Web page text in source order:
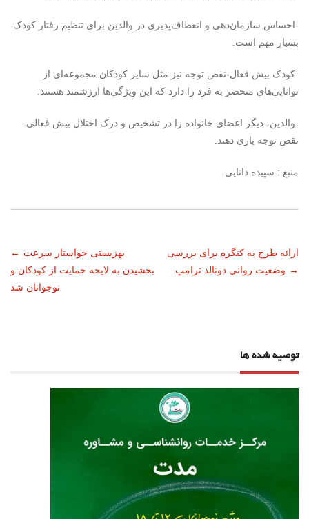
-احساس سازمان‌دهی و انعطاف‌پذیری در والدین برای تنظیم رفتار کودک
بسیار مهم است.
-کودک بیش فعال-نقص توجه نیز مثل سایر کودکان مجموعه‌ای از
توانایی‌های منحصر به فرد را دارد که این ویژگی‌ها ارزشمند هستند.
-والدین، دیگر اعضای خانواده را در تشخیص و درک اختلال بیش فعالی-
نقص توجه یاری دهند.
منبع : سپیده دانایی
ناوبری
نوشته
← بهزیستی خواستار سرعت
بخشیدن به لایحه حمایت از کودکان و
نوجوانان شد
ارائه طرح به کنگره برای بررسی
وضعیت روانی دونالد ترامپ →
توصیه شده ها